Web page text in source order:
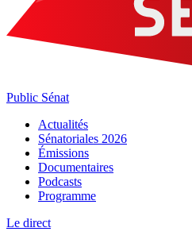
Public Sénat
Actualités
Sénatoriales 2026
Émissions
Documentaires
Podcasts
Programme
Le direct